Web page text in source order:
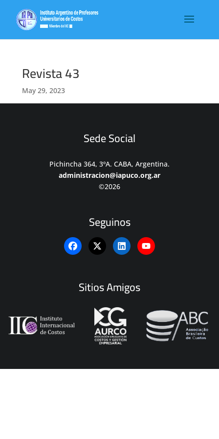
Revista 43
May 29, 2023
Sede Social
Pichincha 364, 3ºA. CABA, Argentina.
administracion@iapuco.org.ar
©2026
Seguinos
Sitios Amigos